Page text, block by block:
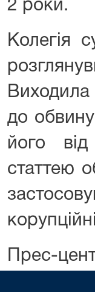
2 роки.
Колегія
Виходила
до
його від
статтею
Прес-